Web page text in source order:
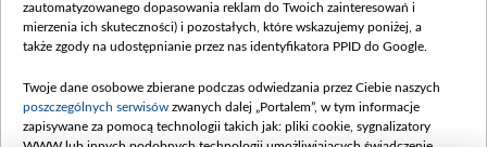
zautomatyzowanego dopasowania reklam do Twoich zainteresowań i
mierzenia ich skuteczności) i pozostałych, które wskazujemy poniżej, a
także zgody na udostępnianie przez nas identyfikatora PPID do Google.
Twoje dane osobowe zbierane podczas odwiedzania przez Ciebie naszych
poszczególnych serwisów zwanych dalej „Portalem”, w tym informacje
zapisywane za pomocą technologii takich jak: pliki cookie, sygnalizatory